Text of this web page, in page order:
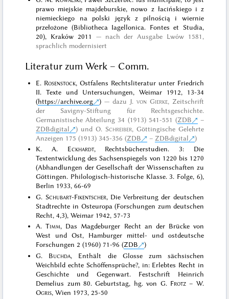
prawo miejskie majdeburskie, nowo z łacińskiego i z
niemieckiego na polski język z pilnością i wiernie
przełożone (Bibliotheca Iagellonica. Fontes et Studia,
20), Kraków 2011
nach der Ausgabe Lwów 1581,
sprachlich modernisiert
Literatur zum Werk – Comm.
E. Rosenstock, Ostfalens Rechtsliteratur unter Friedrich
II. Texte und Untersuchungen, Weimar 1912, 13-34
(https://archive.org ) dazu J. von Gierke, Zeitschrift
der Savigny-Stiftung für Rechtsgeschichte.
Germanistische Abteilung 34 (1913) 541-551 (ZDB
–
ZDBdigital
) undO. Schreiber, Göttingische Gelehrte
Anzeigen 175 (1913) 345-356 (ZDB – ZDBdigital
)
K. A. Eckhardt, Rechtsbücherstudien. 3: Die
Textentwicklung des Sachsenspiegels von 1220 bis 1270
(Abhandlungen der Gesellschaft der Wissenschaften zu
Göttingen. Philologisch-historische Klasse. 3. Folge, 6),
Berlin 1933, 66-69
G. Schubart-Fikentscher, Die Verbreitung der deutschen
Stadtrechte in Osteuropa (Forschungen zum deutschen
Recht, 4,3), Weimar 1942, 57-73
A.Timm, Das Magdeburger Recht an der Brücke von
West und Ost, Hamburger mittel- und ostdeutsche
Forschungen 2 (1960) 71-96 (ZDB
)
G. Buchda, Enthält die Glosse zum sächsischen
Weichbild echte Schöffensprüche?, in: Erlebtes Recht in
Geschichte und Gegenwart. Festschrift Heinrich
Demelius zum 80. Geburtstag, hg. von G. Frotz– W.
Ogris, Wien 1973, 25-50